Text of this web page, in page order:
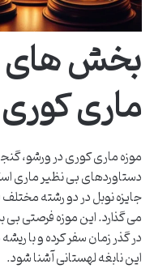
بخش های
ماری کوری
موزه ماری کوری در ورشو،
دستاوردهای بی نظیر ماری
جایزه نوبل در دو رشته
می گذارد. این موزه فرصتی بی
در گذر زمان سفر کرده و با
این نابغه لهستانی آشنا شود.